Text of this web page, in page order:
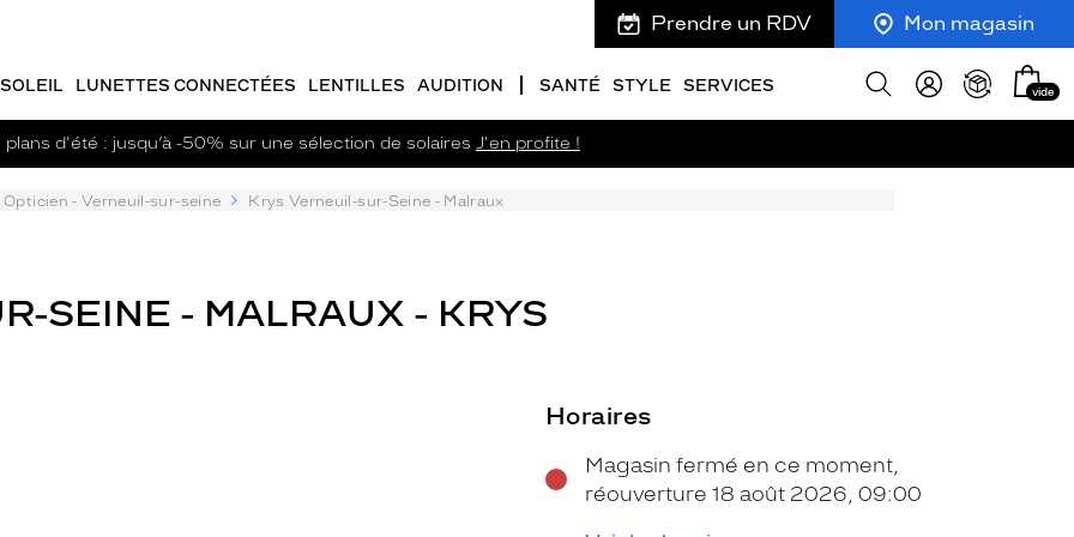
Prendre un RDV Mon magasin
LUNETTES CONNECTÉES LENTILLES AUDITION SANTÉ STYLE SERVICES
Afficher
Mon
panier
vide
plans d'été : jusqu’à -50% sur une sélection de solaires J'en profite !
Opticien - Verneuil-sur-seine Krys Verneuil-sur-Seine - Malraux
SEINE - MALRAUX - KRYS
Horaires
Magasin fermé en ce moment,
réouverture 18 août 2026, 09:00